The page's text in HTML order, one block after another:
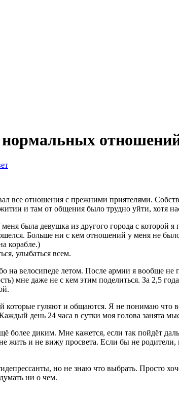
нормальных
все отношения с прежними приятелями.
и там от общения было трудно уйти, хотя
была девушка из другого города с которой я
Больше ни с кем отношений у меня не
корабле.)
улыбаться всем.
велосипеде летом. После армии я вообще
мне даже не с кем этим поделиться. За 2,5
гуляют и общаются. Я не понимаю что
день 24 часа в сутки моя голова занята
более диким. Мне кажется, если так пойдёт
жить и не вижу просвета. Если бы не
но не знаю что выбрать. Просто
ни о чем.